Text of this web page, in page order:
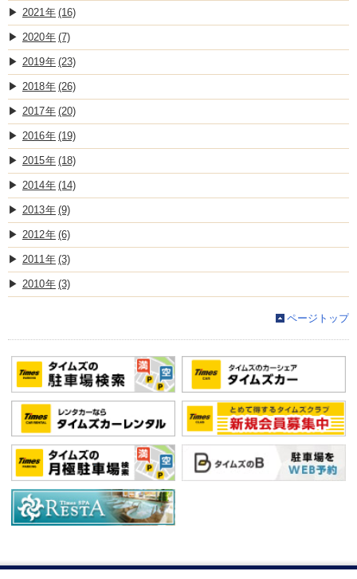
2021 (16)
2020 (7)
2019 (23)
2018 (26)
2017 (20)
2016 (19)
2015 (18)
2014 (14)
2013 (9)
2012 (6)
2011 (3)
2010 (3)
ページトップ